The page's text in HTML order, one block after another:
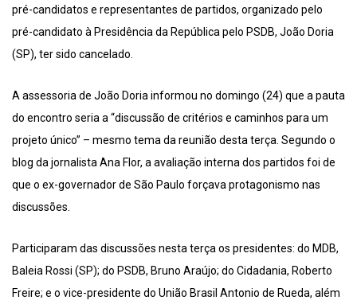
pré-candidatos e representantes de partidos, organizado pelo
pré-candidato à Presidência da República pelo PSDB, João Doria
(SP), ter sido cancelado.
A assessoria de João Doria informou no domingo (24) que a pauta
do encontro seria a “discussão de critérios e caminhos para um
projeto único” – mesmo tema da reunião desta terça. Segundo o
blog da jornalista Ana Flor, a avaliação interna dos partidos foi de
que o ex-governador de São Paulo forçava protagonismo nas
discussões.
Participaram das discussões nesta terça os presidentes: do MDB,
Baleia Rossi (SP); do PSDB, Bruno Araújo; do Cidadania, Roberto
Freire; e o vice-presidente do União Brasil Antonio de Rueda, além